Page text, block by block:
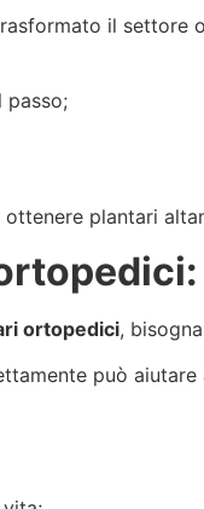
il
passo;
plantari
ortopedici,
può aiutare